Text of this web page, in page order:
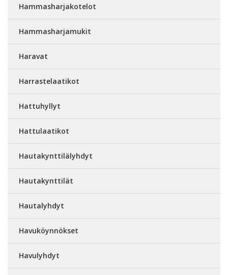
Hammasharjakotelot
Hammasharjamukit
Haravat
Harrastelaatikot
Hattuhyllyt
Hattulaatikot
Hautakynttilälyhdyt
Hautakynttilät
Hautalyhdyt
Havuköynnökset
Havulyhdyt